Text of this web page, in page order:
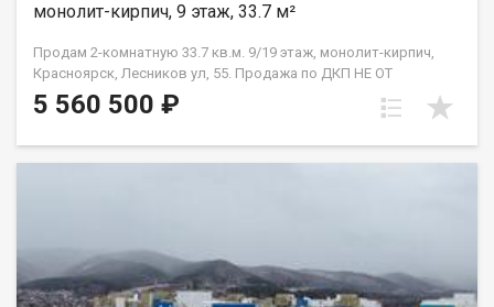
монолит-кирпич, 9 этаж, 33.7 м²
Продам 2-комнатную 33.7 кв.м. 9/19 этаж, монолит-кирпич,
Красноярск, Лесников ул, 55. Продажа по ДКП НЕ ОТ
ЗАСТРОЙЩИКА
5 560 500 ₽